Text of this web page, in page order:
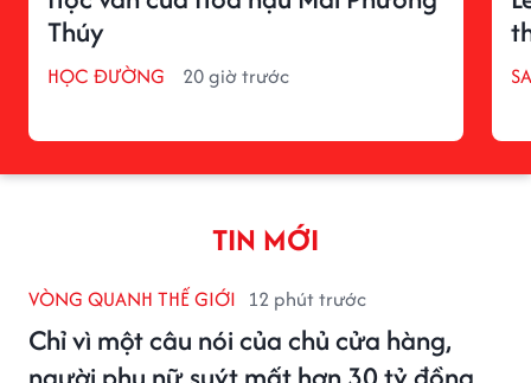
Thúy
HỌC ĐƯỜNG 20 giờ trước
TIN MỚI
VÒNG QUANH THẾ GIỚI 12 phút trước
Chỉ vì một câu nói của chủ cửa hàng,